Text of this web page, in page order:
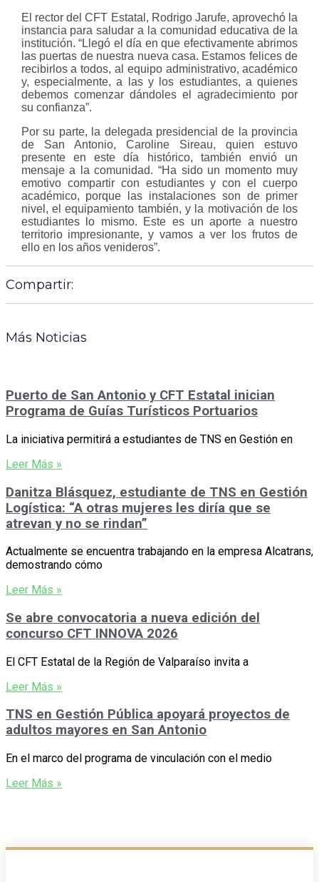
El rector del CFT Estatal, Rodrigo Jarufe, aprovechó la
instancia para saludar a la comunidad educativa de la
institución. “Llegó el día en que efectivamente abrimos
las puertas de nuestra nueva casa. Estamos felices de
recibirlos a todos, al equipo administrativo, académico
y, especialmente, a las y los estudiantes, a quienes
debemos comenzar dándoles el agradecimiento por
su confianza”.
Por su parte, la delegada presidencial de la provincia
de San Antonio, Caroline Sireau, quien estuvo
presente en este día histórico, también envió un
mensaje a la comunidad. “Ha sido un momento muy
emotivo compartir con estudiantes y con el cuerpo
académico, porque las instalaciones son de primer
nivel, el equipamiento también, y la motivación de los
estudiantes lo mismo. Este es un aporte a nuestro
territorio impresionante, y vamos a ver los frutos de
ello en los años venideros”.
Compartir:
Más Noticias
Puerto de San Antonio y CFT Estatal inician
Programa de Guías Turísticos Portuarios
La iniciativa permitirá a estudiantes de TNS en Gestión en
Leer Más »
Danitza Blásquez, estudiante de TNS en Gestión
Logística: “A otras mujeres les diría que se
atrevan y no se rindan”
Actualmente se encuentra trabajando en la empresa Alcatrans,
demostrando cómo
Leer Más »
Se abre convocatoria a nueva edición del
concurso CFT INNOVA 2026
El CFT Estatal de la Región de Valparaíso invita a
Leer Más »
TNS en Gestión Pública apoyará proyectos de
adultos mayores en San Antonio
En el marco del programa de vinculación con el medio
Leer Más »